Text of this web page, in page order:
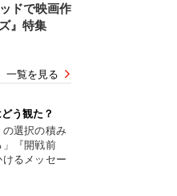
ドで映画作
』特集
一覧を見る
う観た？
の選択の積み
『開戦前
るメッセー